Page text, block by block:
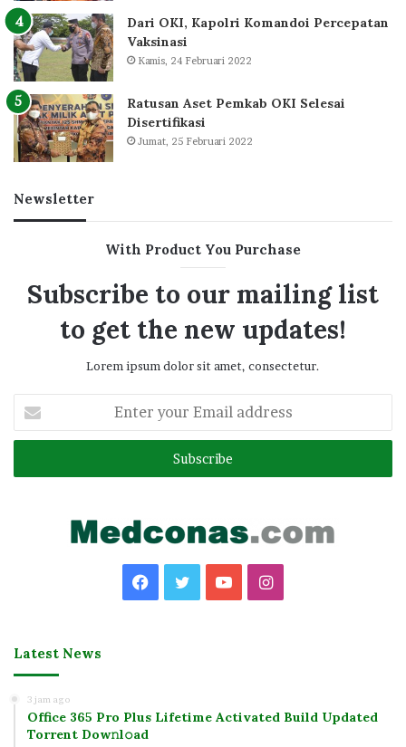
Dari OKI, Kapolri Komandoi Percepatan
Vaksinasi
Kamis, 24 Februari 2022
Ratusan Aset Pemkab OKI Selesai
Disertifikasi
Jumat, 25 Februari 2022
Newsletter
With Product You Purchase
Subscribe to our mailing list
to get the new updates!
Lorem ipsum dolor sit amet, consectetur.
your
Email
Facebook
TwitterYouTubeInstagram
Latest News
3 jam ago
Office 365 Pro Plus Lifetime Activated Build Updated
Torrent Dow𝚗l𝚘аd